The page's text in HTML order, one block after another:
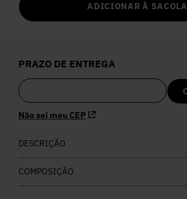
ADICIONAR À SACOLA
PRAZO DE ENTREGA
Não sei meu CEP
DESCRIÇÃO
COMPOSIÇÃO
5º Calça
6º Colete
7º Vestidos
Calça Jeans